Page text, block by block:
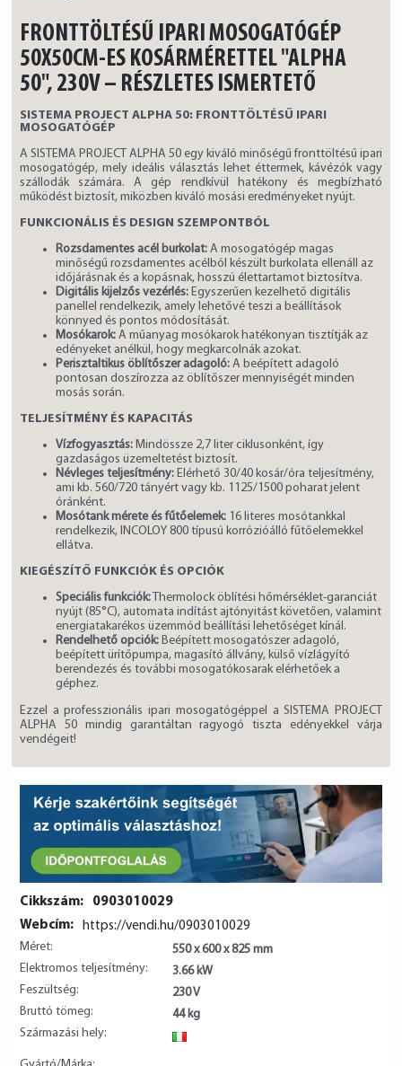
FRONTTÖLTÉSŰ IPARI MOSOGATÓGÉP
50X50CM-ES KOSÁRMÉRETTEL "ALPHA
50", 230V – RÉSZLETES ISMERTETŐ
SISTEMA PROJECT ALPHA 50: FRONTTÖLTÉSŰ IPARI
MOSOGATÓGÉP
A SISTEMA PROJECT ALPHA 50 egy kiváló minőségű fronttöltésű ipari
mosogatógép, mely ideális választás lehet éttermek, kávézók vagy
szállodák számára. A gép rendkívül hatékony és megbízható
működést biztosít, miközben kiváló mosási eredményeket nyújt.
FUNKCIONÁLIS ÉS DESIGN SZEMPONTBÓL
Rozsdamentes acél burkolat:A mosogatógép magas
minőségű rozsdamentes acélból készült burkolata ellenáll az
időjárásnak és a kopásnak, hosszú élettartamot biztosítva.
Digitális kijelzős vezérlés:Egyszerűen kezelhető digitális
panellel rendelkezik, amely lehetővé teszi a beállítások
könnyed és pontos módosítását.
Mosókarok:A műanyag mosókarok hatékonyan tisztítják az
edényeket anélkül, hogy megkarcolnák azokat.
Perisztaltikus öblítőszer adagoló:A beépített adagoló
pontosan doszírozza az öblítőszer mennyiségét minden
mosás során.
TELJESÍTMÉNY ÉS KAPACITÁS
Vízfogyasztás:Mindössze 2,7 liter ciklusonként, így
gazdaságos üzemeltetést biztosít.
Névleges teljesítmény:Elérhető 30/40 kosár/óra teljesítmény,
ami kb. 560/720 tányért vagy kb. 1125/1500 poharat jelent
óránként.
Mosótank mérete és fűtőelemek:16 literes mosótankkal
rendelkezik, INCOLOY 800 típusú korrózióálló fűtőelemekkel
ellátva.
KIEGÉSZÍTŐ FUNKCIÓK ÉS OPCIÓK
Speciális funkciók:Thermolock öblítési hőmérséklet-garanciát
nyújt (85°C), automata indítást ajtónyitást követően, valamint
energiatakarékos üzemmód beállítási lehetőséget kínál.
Rendelhető opciók:Beépített mosogatószer adagoló,
beépített ürítőpumpa, magasító állvány, külső vízlágyító
berendezés és további mosogatókosarak elérhetőek a
géphez.
Ezzel a professzionális ipari mosogatógéppel a SISTEMA PROJECT
ALPHA 50 mindig garantáltan ragyogó tiszta edényekkel várja
vendégeit!
Cikkszám:
0903010029
Webcím:
https://vendi.hu/0903010029
Méret:
550 x 600 x 825 mm
Elektromos teljesítmény:
3.66 kW
Feszültség:
230 V
Bruttó tömeg:
44 kg
Származási hely: